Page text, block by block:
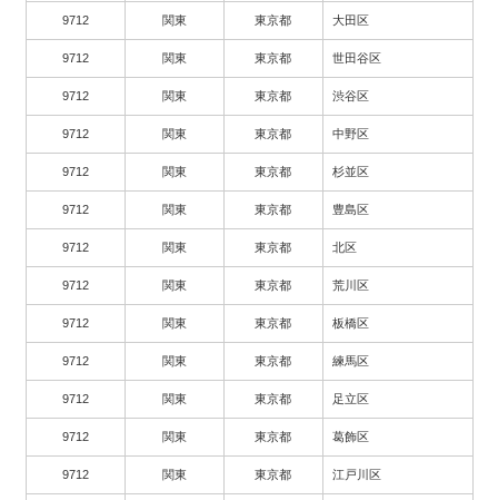
9712 関東 東京都 大田区
9712 関東 東京都 世田谷区
9712 関東 東京都 渋谷区
9712 関東 東京都 中野区
9712 関東 東京都 杉並区
9712 関東 東京都 豊島区
9712 関東 東京都 北区
9712 関東 東京都 荒川区
9712 関東 東京都 板橋区
9712 関東 東京都 練馬区
9712 関東 東京都 足立区
9712 関東 東京都 葛飾区
9712 関東 東京都 江戸川区